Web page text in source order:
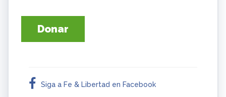
Donar
Siga a Fe & Libertad en Facebook